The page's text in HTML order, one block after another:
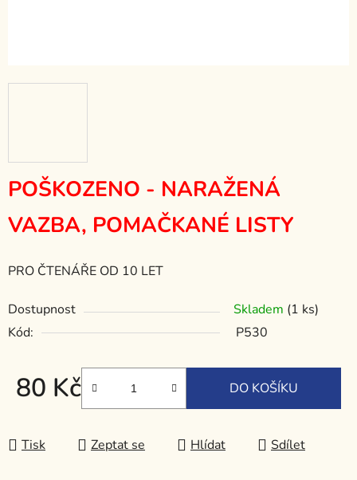
POŠKOZENO - NARAŽENÁ
VAZBA, POMAČKANÉ LISTY
PRO ČTENÁŘE OD 10 LET
Dostupnost Skladem (1 ks)
Kód:
P530
80 Kč
Měrná cena:
DO KOŠÍKU
Tisk Zeptat se Hlídat Sdílet